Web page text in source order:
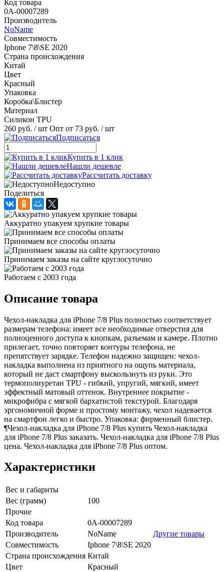
Код товара
0А-00007289
Производитель
NoName
Совместимость
Iphone 7\8\SE 2020
Страна происхождения
Китай
Цвет
Красный
Упаковка
Коробка\Блистер
Материал
Силикон TPU
260 руб. / шт Опт от 73 руб. / шт
Подписаться
Купить в 1 клик
Нашли дешевле
Рассчитать доставку
Недоступно
Поделиться
Аккуратно упакуем хрупкие товары
Принимаем все способы оплаты
Принимаем заказы на сайте круглосуточно
Работаем с 2003 года
Описание товара
Чехол-накладка для iPhone 7/8 Plus полностью соответствует
размерам телефона: имеет все необходимые отверстия для
полноценного доступа к кнопкам, разъемам и камере. Плотно
прилегает, точно повторяет контуры телефона, не
препятствует зарядке. Телефон надежно защищен: чехол-
накладка выполнена из приятного на ощупь материала,
который не даст смартфону выскользнуть из руки. Это
термополиуретан TPU - гибкий, упругий, мягкий, имеет
эффектный матовый оттенок. Внутреннее покрытие -
микрофибра с мягкой бархатистой текстурой. Благодаря
эргономичной форме и простому монтажу, чехол надевается
на смартфон легко и быстро. Упаковка: фирменный блистер.
¶Чехол-накладка для iPhone 7/8 Plus купить Чехол-накладка
для iPhone 7/8 Plus заказать. Чехол-накладка для iPhone 7/8 Plus
цена. Чехол-накладка для iPhone 7/8 Plus оптом.
Характеристики
Вес и габариты
Вес (грамм)
100
Прочие
Код товара
0А-00007289
Производитель
NoName
Другие товары
Совместимость
Iphone 7\8\SE 2020
Страна происхождения Китай
Цвет
Красный